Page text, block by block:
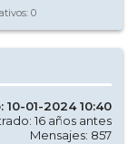
0
10-01-2024 10:40
16 años antes
Mensajes: 857